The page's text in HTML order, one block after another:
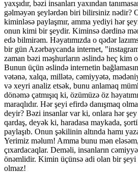
yaxşıdır, bəzi insanları yaxından
gəlməyən şeylərdən biri bilirsiniz nədir?
kiminləsə paylaşmır, amma yediyi hər
onun kimi bir şeydir. Kiminsə dərdinə
edə bilmirəm. Həyatımızda o qədər
bir gün Azərbaycanda internet,
zaman bəzi məşhurların əslində heç kim
Bunun üçün əslində internetin
vətənə, xalqa, millətə, cəmiyyətə,
və xeyri analiz etsək, bunu anlamaq
dönəmə çatmışıq ki, özümüzə öz
maraqlıdır. Hər şeyi efirdə danışmaq
deyir? Bəzi insanlar var ki, onlara hər
qardaş, deyək ki, haradasa maykada,
paylaşıb. Onun şəkilinin altında hamı
Yerimiz məlum! Amma bunu mən
çıxardacaqlar. Deməli, insanların
önəmlidir. Kimin üçünsə adi olan bir şeyi
olmaz!